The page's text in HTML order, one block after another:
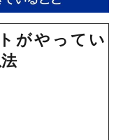
がやってい